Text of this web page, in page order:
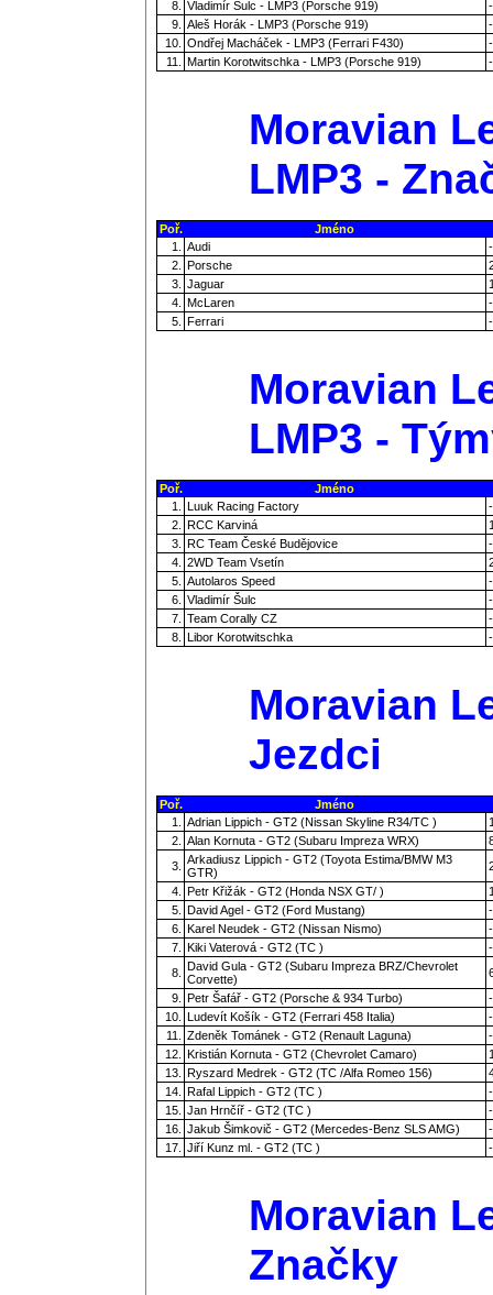
8. Vladimír Šulc - LMP3 (Porsche 919)
-
9.
Aleš Horák - LMP3 (Porsche 919)
-
10.
Ondřej Macháček - LMP3 (Ferrari F430)
-
11.
Martin Korotwitschka - LMP3 (Porsche 919) -
Moravian
LMP3 -
Poř.
Jméno
1.
Audi
-
2.
Porsche
3.
Jaguar
4.
McLaren
-
5.
Ferrari -
Moravian
LMP3 -
Poř.
Jméno
1.
Luuk Racing Factory
-
2.
RCC Karviná
3.
RC Team České Budějovice
-
4.
2WD Team Vsetín
5.
Autolaros Speed
-
6.
Vladimír Šulc
-
7.
Team Corally CZ
-
8.
Libor Korotwitschka -
Moravian
Jezdci
Poř.
Jméno
1.
Adrian Lippich - GT2 (Nissan Skyline R34/TC )
2.
Alan Kornuta - GT2 (Subaru Impreza WRX)
3.
Arkadiusz Lippich - GT2 (Toyota Estima/BMW M3
GTR)
4.
Petr Křižák - GT2 (Honda NSX GT/ )
5.
David Agel - GT2 (Ford Mustang)
-
6.
Karel Neudek - GT2 (Nissan Nismo)
-
7.
Kiki Vaterová - GT2 (TC )
-
8.
David Gula - GT2 (Subaru Impreza BRZ/Chevrolet
Corvette)
9.
Petr Šafář - GT2 (Porsche & 934 Turbo)
-
10.
Ludevít Košík - GT2 (Ferrari 458 Italia)
-
11.
Zdeněk Tománek - GT2 (Renault Laguna)
-
12.
Kristián Kornuta - GT2 (Chevrolet Camaro)
13.
Ryszard Medrek - GT2 (TC /Alfa Romeo 156)
14.
Rafal Lippich - GT2 (TC )
-
15.
Jan Hrnčíř - GT2 (TC )
-
16.
Jakub Šimkovič - GT2 (Mercedes-Benz SLS AMG)
-
17.
Jiří Kunz ml. - GT2 (TC ) -
Moravian
Značky